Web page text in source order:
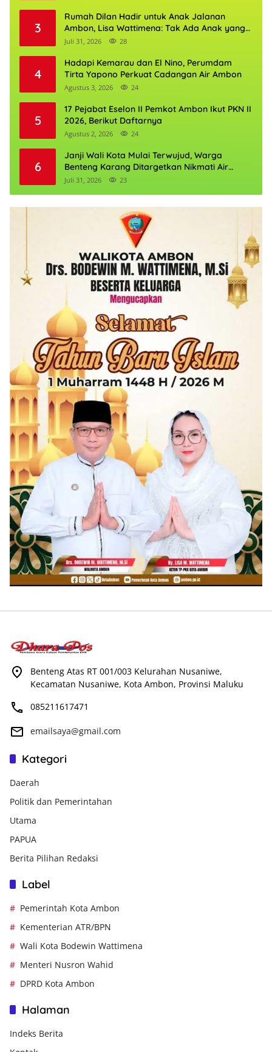
3
Rumah Dilan Hadir untuk Anak Jalanan
Ambon, Lisa Wattimena: Tak Ada Anak yang
Boleh Kehilangan Masa Depannya
Juli 31, 2026 28
4
Hadapi Kemarau dan El Nino, Perumdam
Tirta Yapono Perkuat Cadangan Air Ambon
Agustus 3, 2026 24
5
17 Pejabat Eselon II Pemkot Ambon Ikut PKN II
2026, Berikut Daftarnya
Agustus 2, 2026 24
6
Janji Wali Kota Mulai Terwujud, Warga
Benteng Karang Ditargetkan Nikmati Air
Bersih Pekan Kedua Agustus
Juli 31, 2026 23
Benteng Atas RT 001/003 Kelurahan Nusaniwe,
Kecamatan Nusaniwe, Kota Ambon, Provinsi Maluku
085211617471
emailsaya@gmail.com
Kategori
Daerah
Politik dan Pemerintahan
Utama
PAPUA
Berita Pilihan Redaksi
Label
Pemerintah Kota Ambon
Kementerian ATR/BPN
Wali Kota Bodewin Wattimena
Menteri Nusron Wahid
DPRD Kota Ambon
Halaman
Indeks Berita